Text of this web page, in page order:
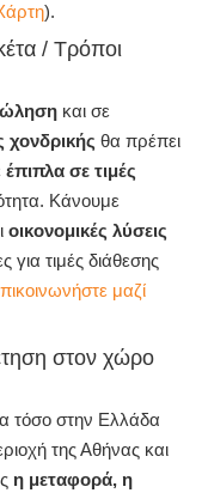
).
/ Τρόποι
και σε
χονδρικής θα πρέπει
έπιπλα σε τιμές
Κάνουμε
οικονομικές λύσεις
για τιμές διάθεσης
μαζί
στον χώρο
τόσο στην Ελλάδα
της Αθήνας και
η μεταφορά, η